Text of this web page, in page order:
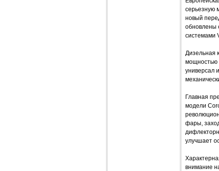
серьезную
новый
обновлены
системами
Дизельная
мощностью
универсал
Главная
модели
фары,
улучшает
внимание